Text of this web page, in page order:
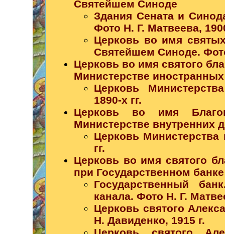
Святейшем Синоде
Здания Сената и
Фото Н. Г. Матвеева,
Церковь во имя
Святейшем Синоде.
Церковь во имя святого
Министерстве
Церковь
1890-х гг.
Церковь во имя
Министерстве внутренних
Церковь Министерства
гг.
Церковь во имя святого
при Государственном банке
Государственный
канала. Фото Н. Г.
Церковь святого
Н. Давиденко, 1915 г.